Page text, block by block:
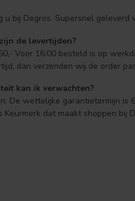
bij Degros. Supersnel
de levertijden?
Voor 16:00 besteld is op
dan verzenden wij de order
kan ik verwachten?
De wettelijke garantietermijn is
dat maakt shoppen bij